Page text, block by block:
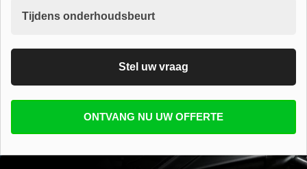
Tijdens onderhoudsbeurt
Stel uw vraag
ONTVANG NU UW OFFERTE